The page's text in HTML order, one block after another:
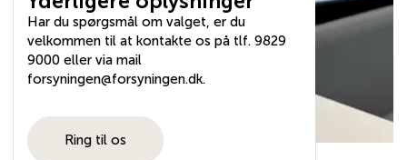
Har du spørgsmål om valget, er du
velkommen til at kontakte os på tlf. 9829
9000 eller via mail
forsyningen@forsyningen.dk.
Ring til os